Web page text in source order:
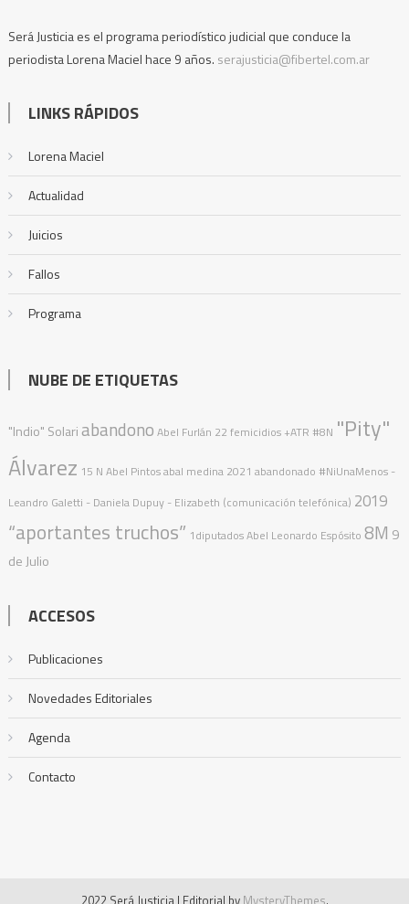
Será Justicia es el programa periodístico judicial que conduce la
periodista Lorena Maciel hace 9 años. serajusticia@fibertel.com.ar
LINKS RÁPIDOS
Lorena Maciel
Actualidad
Juicios
Fallos
Programa
NUBE DE ETIQUETAS
"Indio" Solariabandono Abel Furlán 22 femicidios +ATR #8N "Pity"
Álvarez 15 N Abel Pintosabal medina 2021 abandonado #NiUnaMenos -
Leandro Galetti - Daniela Dupuy - Elizabeth (comunicación telefónica) 2019
“aportantes truchos” 1diputadosAbel Leonardo Espósito 8M 9
de Julio
ACCESOS
Publicaciones
Novedades Editoriales
Agenda
Contacto
2022 Será Justicia | Editorial by MysteryThemes.